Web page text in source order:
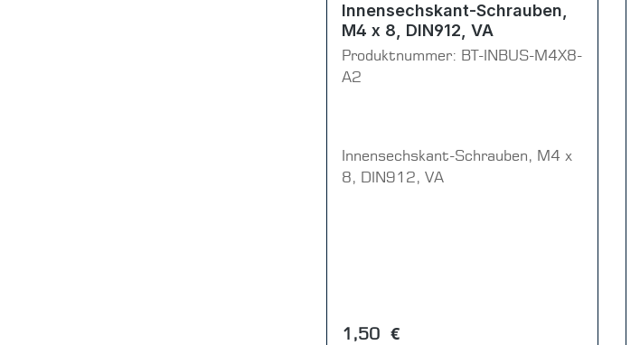
Innensechskant-Schrauben,
M4 x 8, DIN912, VA
Produktnummer: BT-INBUS-M4X8-
A2
Innensechskant-Schrauben, M4 x
8, DIN912, VA
Regulärer Preis:
1,50 €